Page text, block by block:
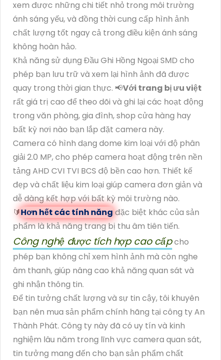
xem được những chi tiết nhỏ trong môi trường
ánh sáng yếu, và đồng thời cung cấp hình ảnh
chất lượng tốt ngay cả trong điều kiện ánh sáng
không hoàn hảo.
Khả năng sử dụng Đầu Ghi Hồng Ngoại SMD cho
phép bạn lưu trữ và xem lại hình ảnh đã được
quay trong thời gian thực. 📢Với trang bị ưu việt
rất giá trị cao để theo dõi và ghi lại các hoạt động
trong văn phòng, gia đình, shop cửa hàng hay
bất kỳ nơi nào bạn lắp đặt camera này.
Camera có hình dạng dome kim loại với độ phân
giải 2.0 MP, cho phép camera hoạt động trên nền
tảng AHD CVI TVI BCS độ bền cao hơn. Thiết kế
đẹp và chất liệu kim loại giúp camera đơn giản và
dễ dàng kết hợp với bất kỳ môi trường nào.
🔰Hơn hết các tính năng đặc biệt khác của sản
phẩm là khả năng trang bị thu âm tiên tiến.
Công nghệ được tích hợp cao cấpcho
phép bạn không chỉ xem hình ảnh mà còn nghe
âm thanh, giúp nâng cao khả năng quan sát và
ghi nhận thông tin.
Để tin tưởng chất lượng và sự tin cậy, tôi khuyên
bạn nên mua sản phẩm chính hãng tại công ty An
Thành Phát. Công ty này đã có uy tín và kinh
nghiệm lâu năm trong lĩnh vực camera quan sát,
tin tưởng mang đến cho bạn sản phẩm chất